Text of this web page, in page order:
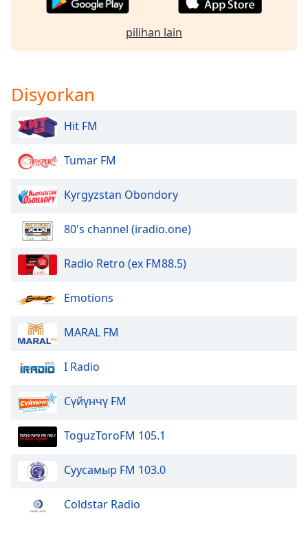
Reset
Modal
Dialog
window.
pilihan lain
Disyorkan
Hit FM
Tumar FM
Kyrgyzstan Obondory
80's channel (iradio.one)
Radio Retro (ex FM88.5)
Emotions
MARAL FM
I Radio
Сүйүнчү FM
ToguzToroFM 105.1
Суусамыр FM 103.0
Coldstar Radio